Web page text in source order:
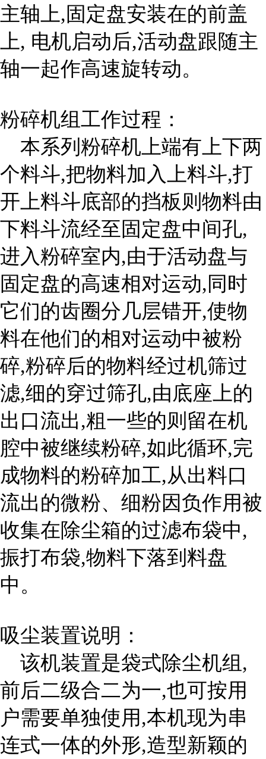
主轴上,固定盘安装在的前盖
上, 电机启动后,活动盘跟随主
轴一起作高速旋转动。
粉碎机组工作过程：
本系列粉碎机上端有上下两
个料斗,把物料加入上料斗,打
开上料斗底部的挡板则物料由
下料斗流经至固定盘中间孔,
进入粉碎室内,由于活动盘与
固定盘的高速相对运动,同时
它们的齿圈分几层错开,使物
料在他们的相对运动中被粉
碎,粉碎后的物料经过机筛过
滤,细的穿过筛孔,由底座上的
出口流出,粗一些的则留在机
腔中被继续粉碎,如此循环,完
成物料的粉碎加工,从出料口
流出的微粉、细粉因负作用被
收集在除尘箱的过滤布袋中,
振打布袋,物料下落到料盘
中。
吸尘装置说明：
该机装置是袋式除尘机组,
前后二级合二为一,也可按用
户需要单独使用,本机现为串
连式一体的外形,造型新颖的